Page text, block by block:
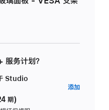
务计划？
Studio
期)
添加